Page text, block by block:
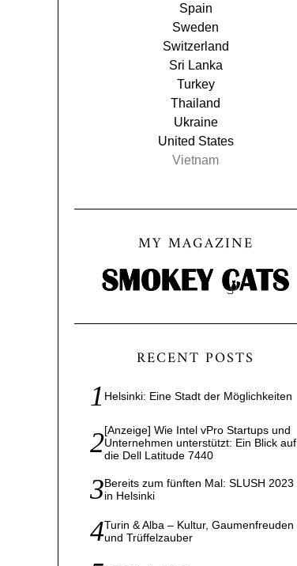
Spain
Sweden
Switzerland
Sri Lanka
Turkey
Thailand
Ukraine
United States
Vietnam
MY MAGAZINE
RECENT POSTS
Helsinki: Eine Stadt der Möglichkeiten
[Anzeige] Wie Intel vPro Startups und
Unternehmen unterstützt: Ein Blick auf
die Dell Latitude 7440
Bereits zum fünften Mal: SLUSH 2023
in Helsinki
Turin & Alba – Kultur, Gaumenfreuden
und Trüffelzauber